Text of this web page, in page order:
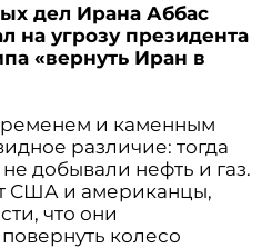
дел Ирана Аббас
на угрозу президента
«вернуть Иран в
и каменным
различие: тогда
добывали нефть и газ.
США и американцы,
что они
колесо